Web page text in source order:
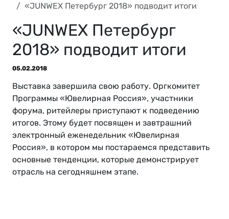
«JUNWEX Петербург 2018» подводит итоги
«JUNWEX Петербург
2018» подводит итоги
05.02.2018
Выставка завершила свою работу. Оргкомитет
Программы «Ювелирная Россия», участники
форума, ритейлеры приступают к подведению
итогов. Этому будет посвящен и завтрашний
электронный еженедельник «Ювелирная
Россия», в котором мы постараемся представить
основные тенденции, которые демонстрирует
отрасль на сегодняшнем этапе.